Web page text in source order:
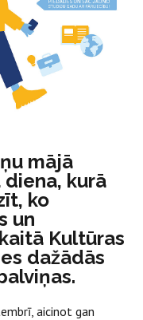
mājā
kurā
ko
un
Kultūras
dažādās
aicinot gan